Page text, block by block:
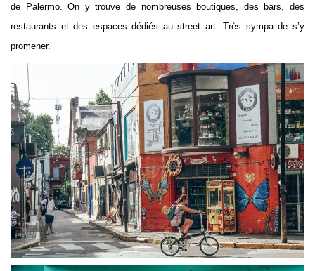
de Palermo. On y trouve de nombreuses boutiques, des bars, des
restaurants et des espaces dédiés au street art. Très sympa de s’y
promener.